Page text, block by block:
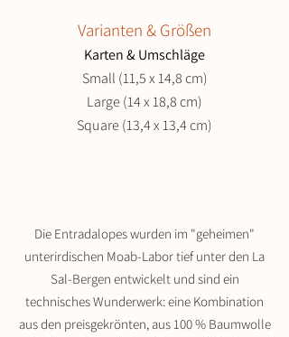
Varianten & Größen
Karten & Umschläge
Small (11,5 x 14,8 cm)
Large (14 x 18,8 cm)
Square (13,4 x 13,4 cm)
Die Entradalopes wurden im "geheimen"
unterirdischen Moab-Labor tief unter den La
Sal-Bergen entwickelt und sind ein
technisches Wunderwerk: eine Kombination
aus den preisgekrönten, aus 100 % Baumwolle